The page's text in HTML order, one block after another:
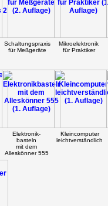
Schaltungspraxis
für Meßgeräte
Mikroelektronik
für Praktiker
Elektronik-
basteln
mit dem
Alleskönner 555
Kleincomputer
leichtverständlich